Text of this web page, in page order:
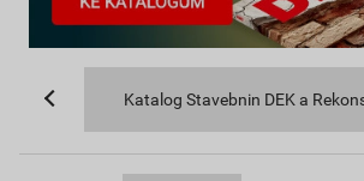
Katalog Stavebnin DEK a